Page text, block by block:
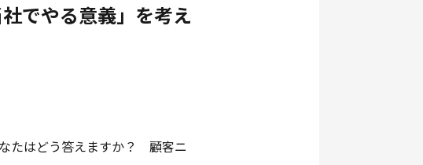
でやる意義」を考え
たはどう答えますか？ 顧客ニ